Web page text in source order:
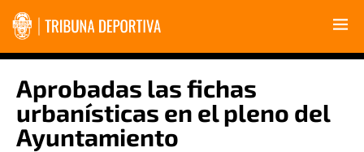
Aprobadas las fichas
urbanísticas en el pleno del
Ayuntamiento